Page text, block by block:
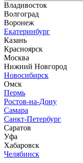
Владивосток
Волгоград
Воронеж
Екатеринбург
Казань
Красноярск
Москва
Нижний Новгород
Новосибирск
Омск
Пермь
Ростов-на-Дону
Самара
Санкт-Петербург
Саратов
Уфа
Хабаровск
Челябинск